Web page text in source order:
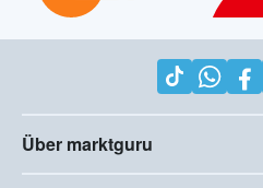
Über marktguru